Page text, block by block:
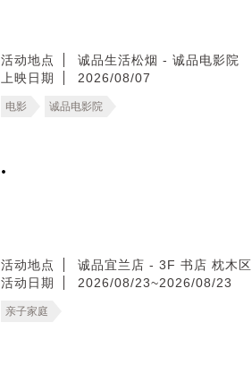
活动地点
诚品生活松烟 - 诚品电影院
上映日期
2026/08/07
电影 诚品电影院
.
活动地点
诚品宜兰店 - 3F 书店 枕木区
活动日期
2026/08/23~2026/08/23
亲子家庭